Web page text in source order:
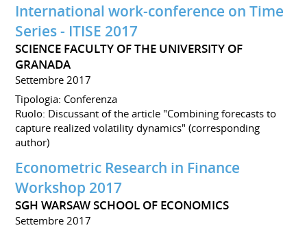
International work-conference on Time
Series - ITISE 2017
SCIENCE FACULTY OF THE UNIVERSITY OF
GRANADA
Settembre 2017
Tipologia: Conferenza
Ruolo: Discussant of the article "Combining forecasts to
capture realized volatility dynamics" (corresponding
author)
Econometric Research in Finance
Workshop 2017
SGH WARSAW SCHOOL OF ECONOMICS
Settembre 2017